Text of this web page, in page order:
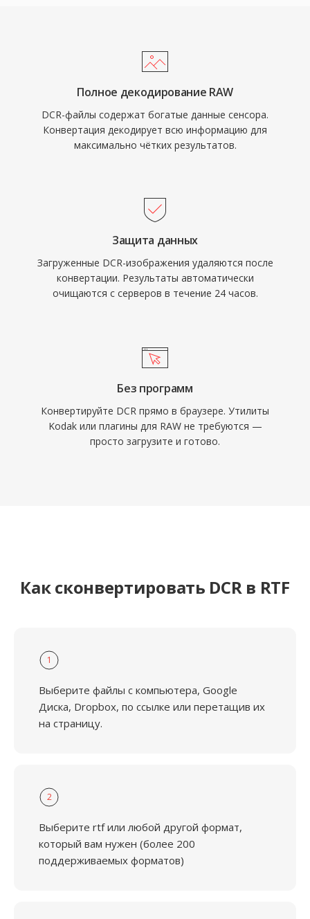
Полное декодирование RAW
DCR-файлы содержат богатые данные сенсора.
Конвертация декодирует всю информацию для
максимально чётких результатов.
Защита данных
Загруженные DCR-изображения удаляются после
конвертации. Результаты автоматически
очищаются с серверов в течение 24 часов.
Без программ
Конвертируйте DCR прямо в браузере. Утилиты
Kodak или плагины для RAW не требуются —
просто загрузите и готово.
Как сконвертировать DCR в RTF
1
Выберите файлы с компьютера, Google
Диска, Dropbox, по ссылке или перетащив их
на страницу.
2
Выберите rtf или любой другой формат,
который вам нужен (более 200
поддерживаемых форматов)